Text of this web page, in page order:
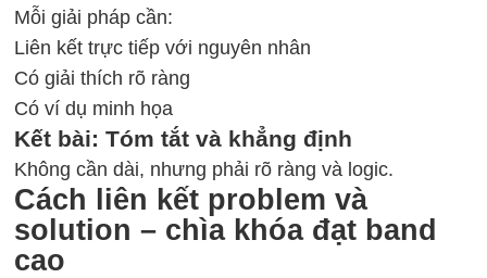
Mỗi giải pháp cần:
Liên kết trực tiếp với nguyên nhân
Có giải thích rõ ràng
Có ví dụ minh họa
Kết bài: Tóm tắt và khẳng định
Không cần dài, nhưng phải rõ ràng và logic.
Cách liên kết problem và
solution – chìa khóa đạt band
cao